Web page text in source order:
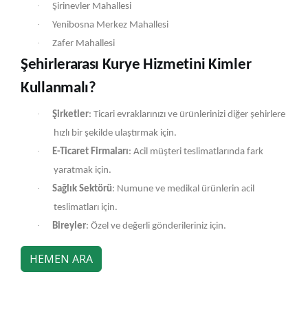
·
Şirinevler Mahallesi
·
Yenibosna Merkez Mahallesi
·
Zafer Mahallesi
Şehirlerarası Kurye Hizmetini Kimler
Kullanmalı?
· Şirketler: Ticari evraklarınızı ve ürünlerinizi diğer şehirlere
hızlı bir şekilde ulaştırmak için.
·
E-Ticaret Firmaları: Acil müşteri teslimatlarında fark
yaratmak için.
·
Sağlık Sektörü: Numune ve medikal ürünlerin acil
teslimatları için.
·
Bireyler: Özel ve değerli gönderileriniz için.
HEMEN ARA